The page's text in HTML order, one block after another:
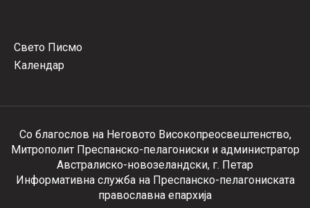
Свето Писмо
Календар
Со благослов на Неговото Високопреосвештенство,
Митрополит Преспанско-пелагониски и администратор
Австралиско-новозеландски, г. Петар
Информативна служба на Преспанско-пелагониската
православна епархија